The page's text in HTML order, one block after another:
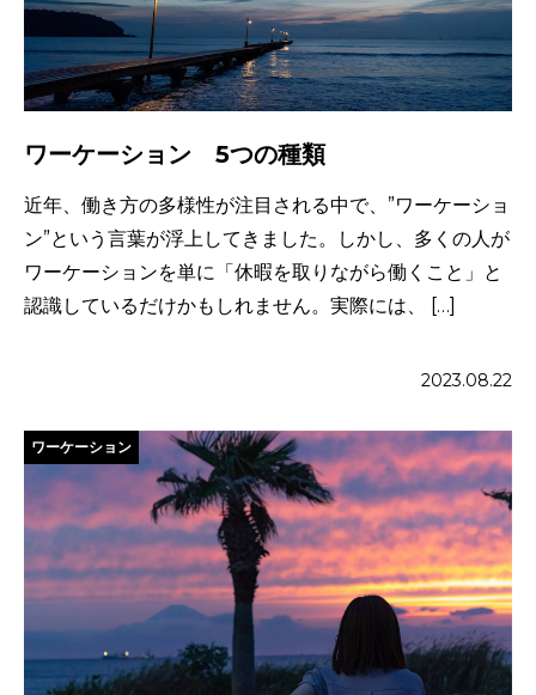
ワーケーション 5つの種類
近年、働き方の多様性が注目される中で、”ワーケーショ
ン”という言葉が浮上してきました。しかし、多くの人が
ワーケーションを単に「休暇を取りながら働くこと」と
認識しているだけかもしれません。実際には、 […]
2023.08.22
ワーケーション